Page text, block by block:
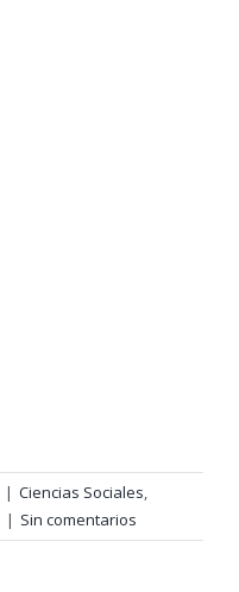
| Ciencias Sociales,
| Sin comentarios